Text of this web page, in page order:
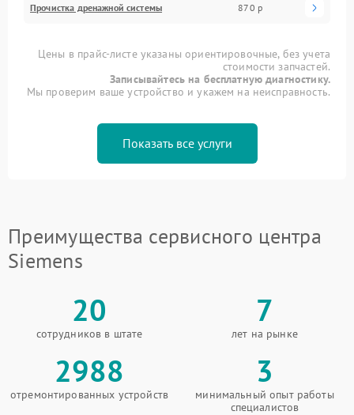
Прочистка дренажной системы 870 р
Цены в прайс-листе указаны ориентировочные, без учета
стоимости запчастей.
Записывайтесь на бесплатную диагностику.
Мы проверим ваше устройство и укажем на неисправность.
Показать все услуги
Преимущества сервисного центра
Siemens
20
сотрудников в штате
7
лет на рынке
2988
отремонтированных устройств
3
минимальный опыт работы
специалистов